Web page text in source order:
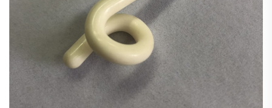
설비의 장기 내구성을 달성하는 기반 기술입니다.
글로벌 경쟁 구도의 심층적 재편성. '일대일로' 이니셔티
브가 진전되면서 중국의 공업용 세라믹스는 해외 시장
진출을 가속화하고 있다. 전통적인 건축용 세라믹스의
수출 경쟁력을 유지하는 동시에 고급 전자 세라믹스, 특